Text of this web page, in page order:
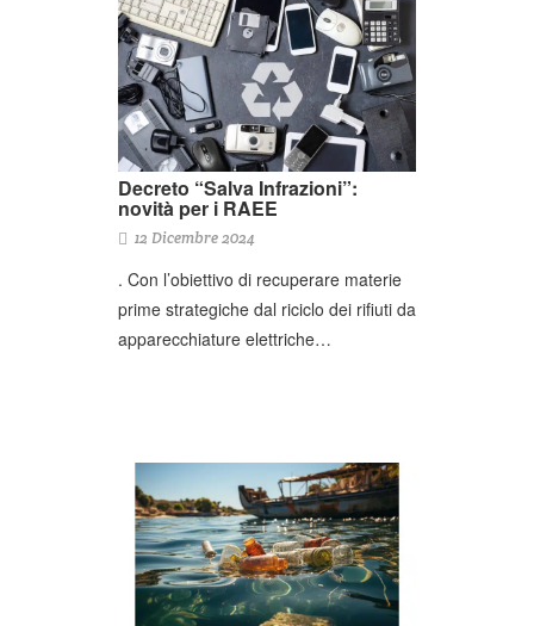
Decreto “Salva Infrazioni”:
novità per i RAEE
12 Dicembre 2024
. Con l’obiettivo di recuperare materie
prime strategiche dal riciclo dei rifiuti da
apparecchiature elettriche…